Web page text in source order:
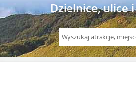
Dzielnice, ulice